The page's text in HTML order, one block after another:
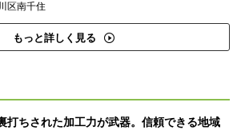
区南千住
もっと詳しく見る
打ちされた加工力が武器。信頼できる地域